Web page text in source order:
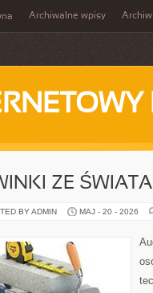
Archiwalne wpisy
ZE ŚWIATA
BY ADMIN MAJ - 20 - 2026